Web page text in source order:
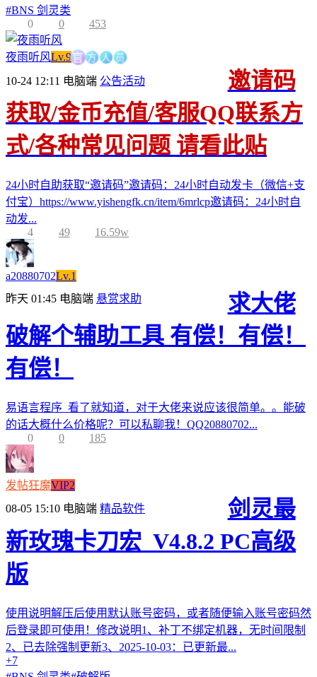
#BNS 剑灵类
0
0 453
夜雨听风Lv.9官方人员
10-24 12:11 电脑端 公告活动
邀请码
获取/金币充值/客服QQ联系方
式/各种常见问题 请看此贴
24小时自助获取“邀请码”邀请码：24小时自动发卡（微信+支
付宝）https://www.yishengfk.cn/item/6mrlcp邀请码：24小时自
动发...
4
49 16.59w
a20880702Lv.1
昨天 01:45 电脑端 悬赏求助
求大佬
破解个辅助工具 有偿！有偿！
有偿！
易语言程序 看了就知道，对于大佬来说应该很简单。。能破
的话大概什么价格呢？可以私聊我！QQ20880702...
0
0 185
发帖狂魔VIP2
08-05 15:10 电脑端 精品软件
剑灵最
新玫瑰卡刀宏_V4.8.2 PC高级
版
使用说明解压后使用默认账号密码，或者随便输入账号密码然
后登录即可使用！修改说明1、补丁不绑定机器，无时间限制
2、已去除强制更新3、2025-10-03：已更新最...
+7